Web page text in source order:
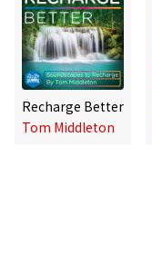
Recharge Better
Tom Middleton